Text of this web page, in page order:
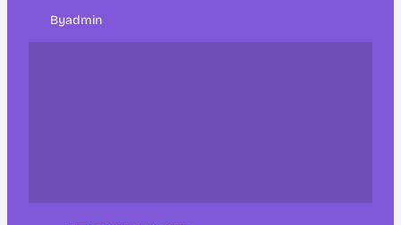
Byadmin